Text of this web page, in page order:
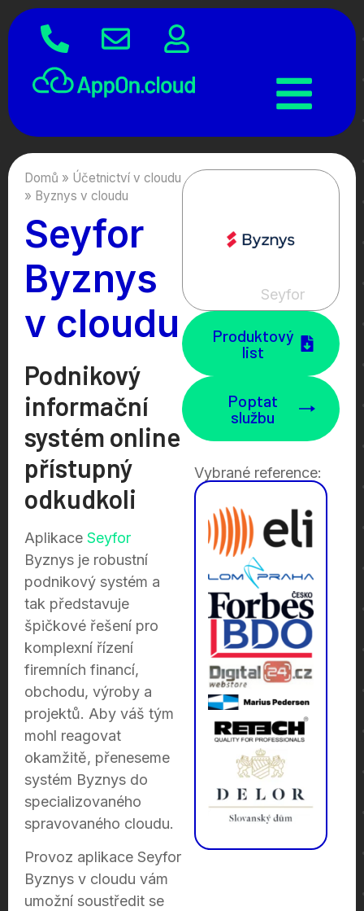
Domů » Účetnictví v cloudu
» Byznys v cloudu
Seyfor​
Byznys
v cloudu
Podnikový
informační
systém online
přístupný
odkudkoli
Aplikace Seyfor
Byznys je robustní
podnikový systém a
tak představuje
špičkové řešení pro
komplexní řízení
firemních financí,
obchodu, výroby a
projektů. Aby váš tým
mohl reagovat
okamžitě, přeneseme
systém Byznys do
specializovaného
spravovaného cloudu.
Provoz aplikace Seyfor
Byznys v cloudu vám
umožní soustředit se
Seyfor
Produktový
list
Poptat
službu
Vybrané reference: